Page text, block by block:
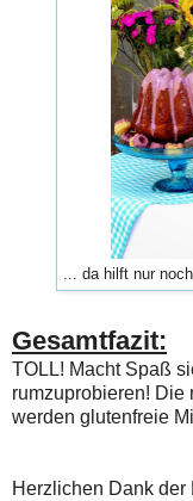
... da hilft nur
Gesamtfazit:
TOLL! Macht Spaß
rumzuprobieren! Die
werden glutenfreie
Herzlichen Dank